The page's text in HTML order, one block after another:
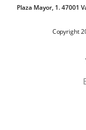
Plaza Mayor, 1. 47001
Copyright